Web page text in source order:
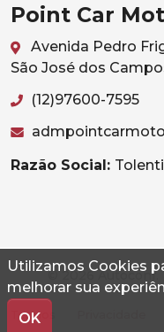
Utilizamos Cookies
melhorar sua
OK
Point Car
Avenida Pedro
São José dos
(12)97600-7595
Razão Social:
© 2026 Autoconf.
Termos